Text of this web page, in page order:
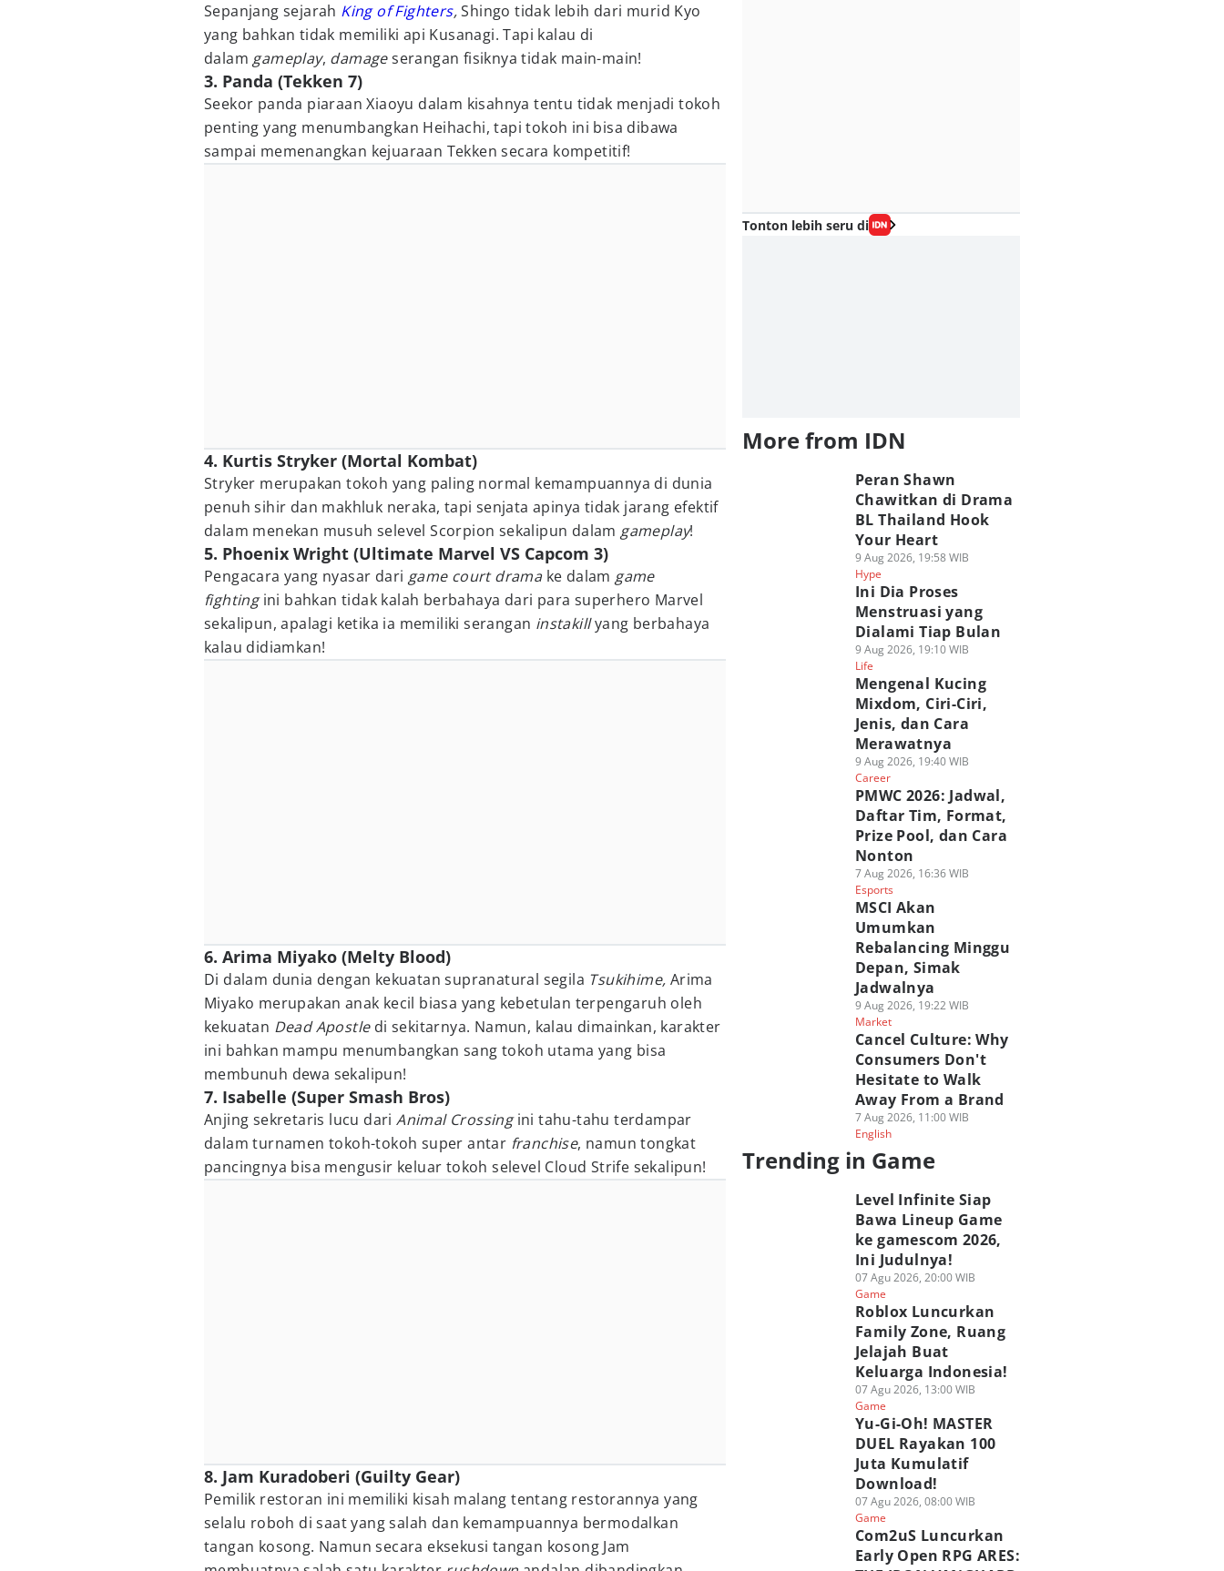
Sepanjang sejarah King of Fighters,Shingo tidak lebih dari murid Kyo
yang bahkan tidak memiliki api Kusanagi. Tapi kalau di
dalam gameplay, damageserangan fisiknya tidak main-main!
3. Panda (Tekken 7)
Seekor panda piaraan Xiaoyu dalam kisahnya tentu tidak menjadi tokoh
penting yang menumbangkan Heihachi, tapi tokoh ini bisa dibawa
sampai memenangkan kejuaraan Tekken secara kompetitif!
4. Kurtis Stryker (Mortal Kombat)
Stryker merupakan tokoh yang paling normal kemampuannya di dunia
penuh sihir dan makhluk neraka, tapi senjata apinya tidak jarang efektif
dalam menekan musuh selevel Scorpion sekalipun dalam gameplay!
5. Phoenix Wright (Ultimate Marvel VS Capcom 3)
Pengacara yang nyasar dari game court drama ke dalam game
fightingini bahkan tidak kalah berbahaya dari para superhero Marvel
sekalipun, apalagi ketika ia memiliki serangan instakillyang berbahaya
kalau didiamkan!
6. Arima Miyako (Melty Blood)
Di dalam dunia dengan kekuatan supranatural segila Tsukihime, Arima
Miyako merupakan anak kecil biasa yang kebetulan terpengaruh oleh
kekuatan Dead Apostle di sekitarnya. Namun, kalau dimainkan, karakter
ini bahkan mampu menumbangkan sang tokoh utama yang bisa
membunuh dewa sekalipun!
7. Isabelle (Super Smash Bros)
Anjing sekretaris lucu dariAnimal Crossingini tahu-tahu terdampar
dalam turnamen tokoh-tokoh super antar franchise, namun tongkat
pancingnya bisa mengusir keluar tokoh selevel Cloud Strife sekalipun!
8. Jam Kuradoberi (Guilty Gear)
Pemilik restoran ini memiliki kisah malang tentang restorannya yang
selalu roboh di saat yang salah dan kemampuannya bermodalkan
tangan kosong. Namun secara eksekusi tangan kosong Jam
Tonton lebih seru di
More from IDN
Peran Shawn
Chawitkan di Drama
BL Thailand Hook
Your Heart
9 Aug 2026, 19:58 WIB
Hype
Ini Dia Proses
Menstruasi yang
Dialami Tiap Bulan
9 Aug 2026, 19:10 WIB
Life
Mengenal Kucing
Mixdom, Ciri-Ciri,
Jenis, dan Cara
Merawatnya
9 Aug 2026, 19:40 WIB
Career
PMWC 2026: Jadwal,
Daftar Tim, Format,
Prize Pool, dan Cara
Nonton
7 Aug 2026, 16:36 WIB
Esports
MSCI Akan
Umumkan
Rebalancing Minggu
Depan, Simak
Jadwalnya
9 Aug 2026, 19:22 WIB
Market
Cancel Culture: Why
Consumers Don't
Hesitate to Walk
Away From a Brand
7 Aug 2026, 11:00 WIB
English
Trending in Game
Level Infinite Siap
Bawa Lineup Game
ke gamescom 2026,
Ini Judulnya!
07 Agu 2026, 20:00 WIB
Game
Roblox Luncurkan
Family Zone, Ruang
Jelajah Buat
Keluarga Indonesia!
07 Agu 2026, 13:00 WIB
Game
Yu-Gi-Oh! MASTER
DUEL Rayakan 100
Juta Kumulatif
Download!
07 Agu 2026, 08:00 WIB
Game
Com2uS Luncurkan
Early Open RPG ARES: